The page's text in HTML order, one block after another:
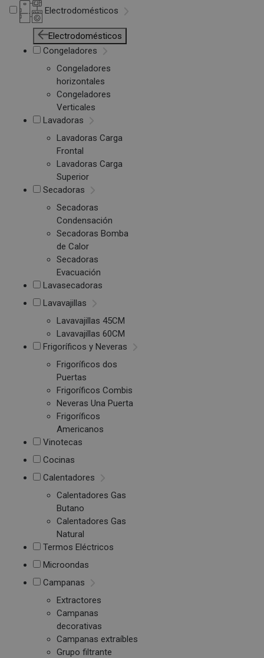
Electrodomésticos
Electrodomésticos
Congeladores
Congeladores
horizontales
Congeladores
Verticales
Lavadoras
Lavadoras Carga
Frontal
Lavadoras Carga
Superior
Secadoras
Secadoras
Condensación
Secadoras Bomba
de Calor
Secadoras
Evacuación
Lavasecadoras
Lavavajillas
Lavavajillas 45CM
Lavavajillas 60CM
Frigoríficos y Neveras
Frigoríficos dos
Puertas
Frigoríficos Combis
Neveras Una Puerta
Frigoríficos
Americanos
Vinotecas
Cocinas
Calentadores
Calentadores Gas
Butano
Calentadores Gas
Natural
Termos Eléctricos
Microondas
Campanas
Extractores
Campanas
decorativas
Campanas extraíbles
Grupo filtrante